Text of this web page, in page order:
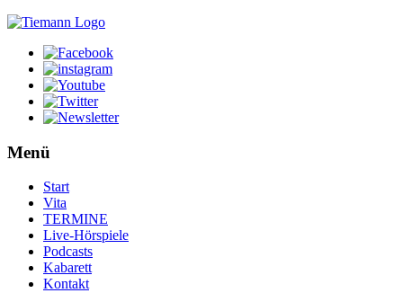
Menü
Start
Vita
TERMINE
Live-Hörspiele
Podcasts
Kabarett
Kontakt